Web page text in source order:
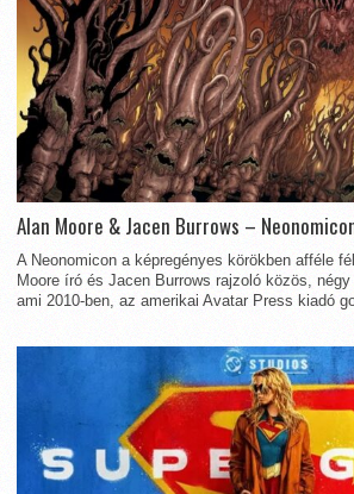
Alan Moore & Jacen Burrows –
A Neonomicon a képregényes körökben afféle
Moore író és Jacen Burrows rajzoló közös,
ami 2010-ben, az amerikai Avatar Press kiadó